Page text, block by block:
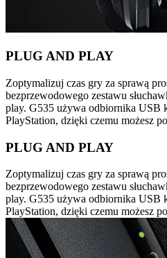
PLUG AND PLAY
Zoptymalizuj czas gry za sprawą
bezprzewodowego zestawu
play. G535 używa odbiornika USB
PlayStation, dzięki czemu możesz
PLUG AND PLAY
Zoptymalizuj czas gry za sprawą
bezprzewodowego zestawu
play. G535 używa odbiornika USB
PlayStation, dzięki czemu możesz